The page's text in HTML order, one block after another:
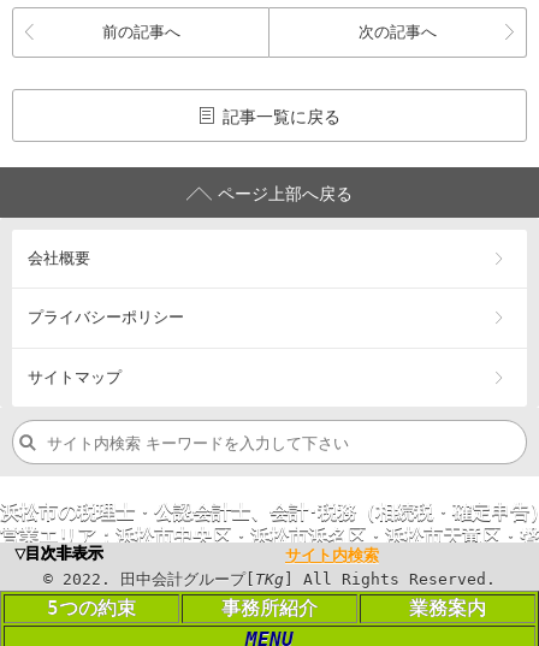
▼目次非表示
サイト内検索
© 2022 . 田中会計グループ[ TKg ] All Rights Reserved.
5つの約束 事務所紹介
業務案内
MENU
前の記事へ 次の記事へ
記事一覧に戻る
ページ上部へ戻る
会社概要
プライバシーポリシー
サイトマップ
浜松市の税理士・公認会計士、会計･税務（相続税・確定申
営業エリア： 浜松市中央区 ・浜松市浜名区 ・浜松市天竜区 ・
©2023. 田中会計グループ[ TKg] All Rights
Reserved.